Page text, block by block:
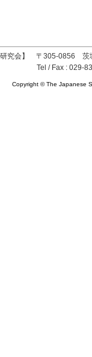
研究会】 〒305-0856 茨
Tel / Fax : 029-
Copyright © The Japanese